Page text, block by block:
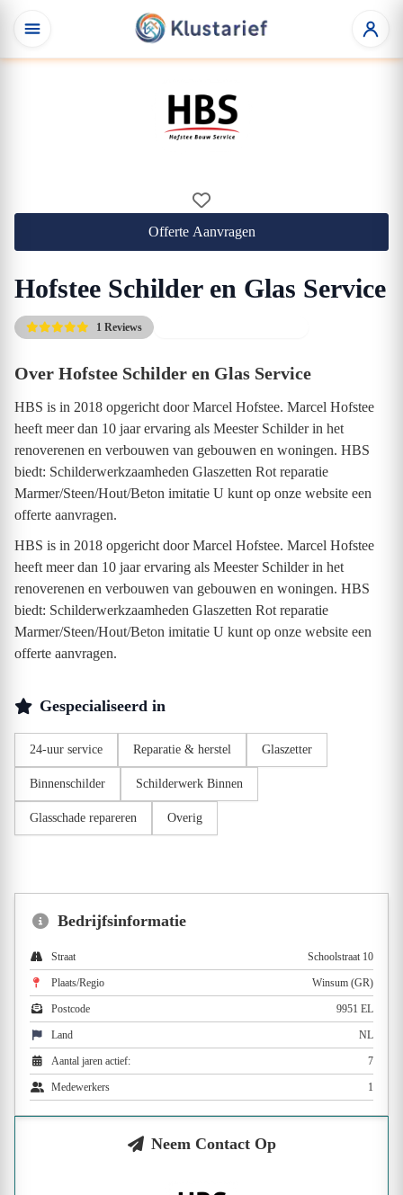
Offerte Aanvragen
Hofstee Schilder en Glas Service
1 Reviews
Over Hofstee Schilder en Glas Service
HBS is in 2018 opgericht door Marcel Hofstee. Marcel Hofstee
heeft meer dan 10 jaar ervaring als Meester Schilder in het
renoverenen en verbouwen van gebouwen en woningen. HBS
biedt: Schilderwerkzaamheden Glaszetten Rot reparatie
Marmer/Steen/Hout/Beton imitatie U kunt op onze website een
offerte aanvragen.
HBS is in 2018 opgericht door Marcel Hofstee. Marcel Hofstee
heeft meer dan 10 jaar ervaring als Meester Schilder in het
renoverenen en verbouwen van gebouwen en woningen. HBS
biedt: Schilderwerkzaamheden Glaszetten Rot reparatie
Marmer/Steen/Hout/Beton imitatie U kunt op onze website een
offerte aanvragen.
Gespecialiseerd in
24-uur service Reparatie & herstel Glaszetter
Binnenschilder Schilderwerk Binnen
Glasschade repareren Overig
Bedrijfsinformatie
Straat Schoolstraat 10
Plaats/Regio Winsum (GR)
Postcode 9951 EL
Land NL
Aantal jaren actief: 7
Medewerkers 1
Neem Contact Op